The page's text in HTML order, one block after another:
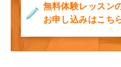
無料体験レッスン
お申し込みはこち